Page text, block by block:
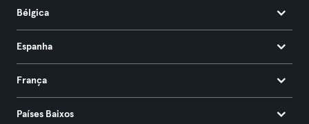
Bélgica
Espanha
França
Países Baixos